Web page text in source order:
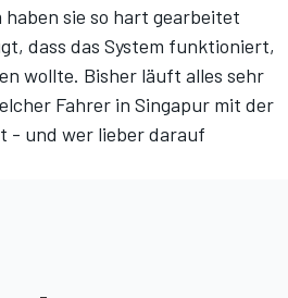
haben sie so hart gearbeitet
dass das System funktioniert,
wollte. Bisher läuft alles sehr
Fahrer in Singapur mit der
- und wer lieber darauf